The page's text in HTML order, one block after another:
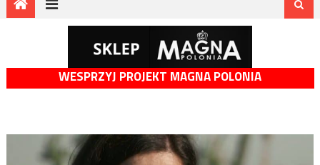
WESPRZYJ PROJEKT MAGNA POLONIA